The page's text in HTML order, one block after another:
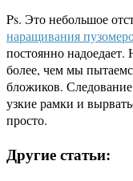
Ps. Это небольшое
наращивания
постоянно надоедает.
более, чем мы
бложиков. Следование
узкие рамки и
просто.
Другие статьи: